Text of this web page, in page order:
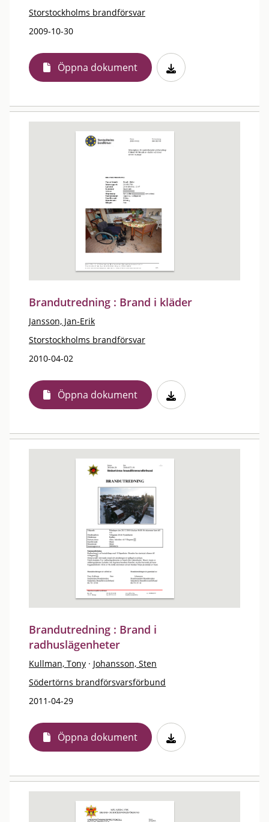
Storstockholms brandförsvar
2009-10-30
Öppna dokument
Brandutredning : Brand i kläder
Jansson, Jan-Erik
Storstockholms brandförsvar
2010-04-02
Öppna dokument
Brandutredning : Brand i
radhuslägenheter
Kullman, Tony · Johansson, Sten
Södertörns brandförsvarsförbund
2011-04-29
Öppna dokument